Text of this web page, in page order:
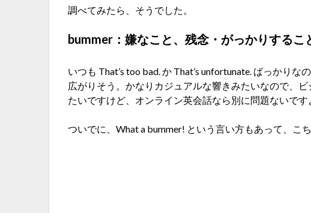
調べてみたら、そうでした。
bummer：嫌なこと、残念・がっかりするこ
いつも That’s too bad. か That’s unfortunate. ばっかりな
広がりそう。かなりカジュアルな響きみたいなので、
たいですけど、オンライン英会話なら別に問題ないです
ついでに、What a bummer! という言い方もあって、こ